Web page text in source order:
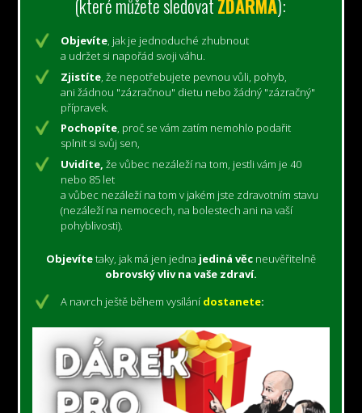
(které můžete sledovatZDARMA):
Objevíte, jak je jednoduché zhubnout
a udržet si napořád svoji váhu.
Zjistíte, že nepotřebujete pevnou vůli, pohyb,
ani žádnou "zázračnou" dietu nebo žádný "zázračný"
přípravek.
Pochopíte, proč se vám zatím nemohlo podařit
splnit si svůj sen,
Uvidíte, že vůbec nezáleží na tom, jestli vám je 40
nebo 85 let
a vůbec nezáleží na tom v jakém jste zdravotním stavu
(nezáleží na nemocech, na bolestechani na vaší
pohyblivosti).
Objevítetaky, jak má jen jedna jediná věc neuvěřitelně
obrovský vliv na vaše zdraví.
A navrch ještě během vysílánídostanete: